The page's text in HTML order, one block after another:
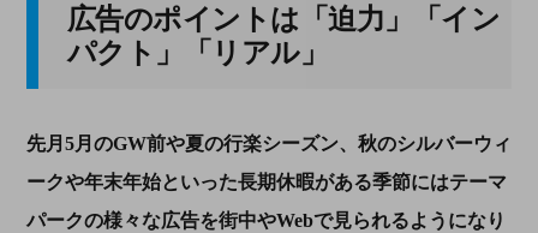
広告のポイントは「迫力」「イン
パクト」「リアル」
先月 5月のGW前や夏の行楽シーズン、秋のシルバーウィ
ークや年末年始といった長期休暇がある季節にはテーマ
パークの様々な広告を街中やWebで見られるようになり